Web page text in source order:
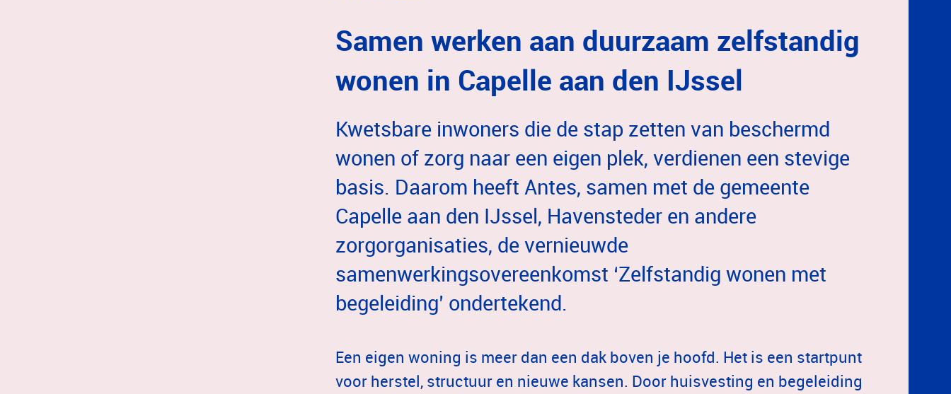
Samen werken aan duurzaam zelfstandig
wonen in Capelle aan den IJssel
Kwetsbare inwoners die de stap zetten van beschermd
wonen of zorg naar een eigen plek, verdienen een stevige
basis. Daarom heeft Antes, samen met de gemeente
Capelle aan den IJssel, Havensteder en andere
zorgorganisaties, de vernieuwde
samenwerkingsovereenkomst ‘Zelfstandig wonen met
begeleiding’ ondertekend.
Een eigen woning is meer dan een dak boven je hoofd. Het is een startpunt
voor herstel, structuur en nieuwe kansen. Door huisvesting en begeleiding